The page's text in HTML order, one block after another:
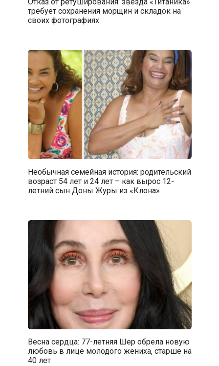
требует сохранения морщин и складок на
своих фотографиях
Необычная семейная история: родительский
возраст 54 лет и 24 лет – как вырос 12-
летний сын Доны Журы из «Клона»
Весна сердца: 77-летняя Шер обрела новую
любовь в лице молодого жениха, старше на
40 лет